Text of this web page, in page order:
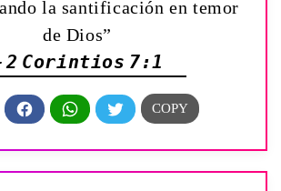
la santificación en temor
de Dios”
2 Corintios 7:1